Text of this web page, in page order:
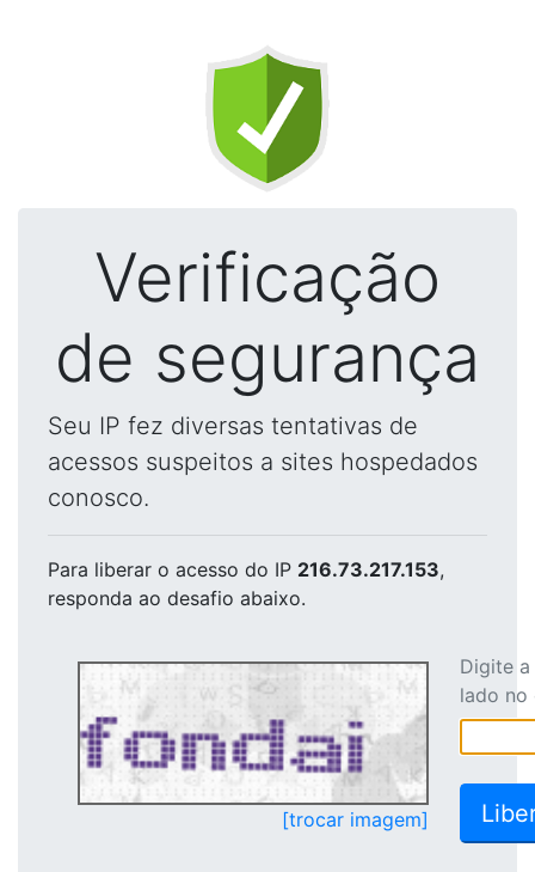
Verificação
de segurança
Seu IP fez diversas tentativas de
acessos suspeitos a sites hospedados
conosco.
Para liberar o acesso do IP 216.73.217.153,
responda ao desafio abaixo.
[trocar imagem]
Digite
lado no